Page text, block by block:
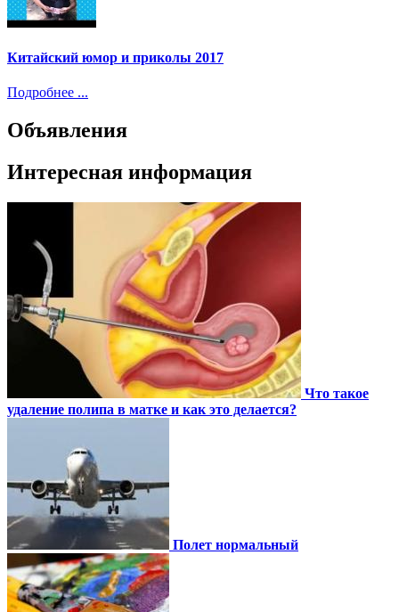
Китайский юмор и приколы 2017
Подробнее ...
Объявления
Интересная информация
Что такое
удаление полипа в матке и как это делается?
Полет нормальный